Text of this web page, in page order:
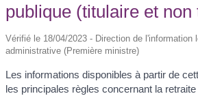
publique (titulaire et non
Vérifié le 18/04/2023 - Direction de l'information
administrative (Première ministre)
Les informations disponibles à partir de
les principales règles concernant la retraite